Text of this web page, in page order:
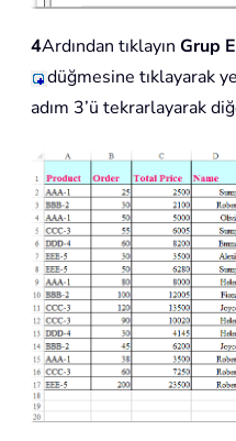
4Ardından tıklayın Grup
düğmesine tıklayarak
adım 3’ü tekrarlayarak